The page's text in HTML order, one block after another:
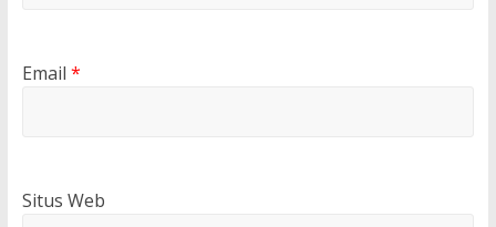
Email *
Situs Web